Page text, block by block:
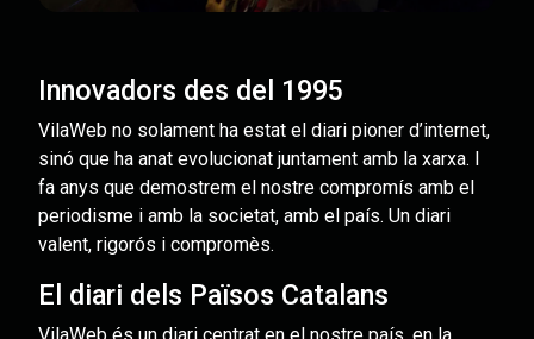
Innovadors des del 1995
VilaWeb no solament ha estat el diari pioner d’internet,
sinó que ha anat evolucionat juntament amb la xarxa. I
fa anys que demostrem el nostre compromís amb el
periodisme i amb la societat, amb el país. Un diari
valent, rigorós i compromès.
El diari dels Països Catalans